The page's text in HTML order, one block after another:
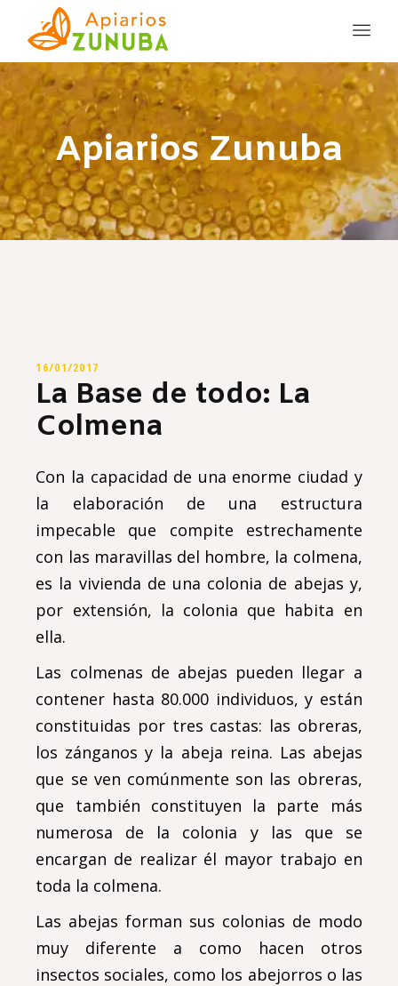
Apiarios Zunuba
16/01/2017
La Base de todo: La
Colmena
Con la capacidad de una enorme ciudad y
la elaboración de una estructura
impecable que compite estrechamente
con las maravillas del hombre, la colmena,
es la vivienda de una colonia de abejas y,
por extensión, la colonia que habita en
ella.
Las colmenas de abejas pueden llegar a
contener hasta 80.000 individuos, y están
constituidas por tres castas: las obreras,
los zánganos y la abeja reina. Las abejas
que se ven comúnmente son las obreras,
que también constituyen la parte más
numerosa de la colonia y las que se
encargan de realizar él mayor trabajo en
toda la colmena.
Las abejas forman sus colonias de modo
muy diferente a como hacen otros
insectos sociales, como los abejorros o las